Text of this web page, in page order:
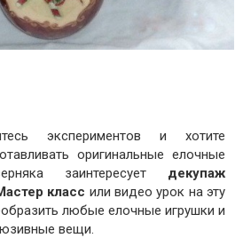
экспериментов и хотите
оригинальные елочные
заинтересует декупаж
класс или видео урок на эту
любые елочные игрушки и
вещи.